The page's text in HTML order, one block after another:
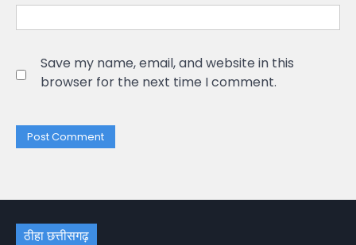
Save my name, email, and website in this
browser for the next time I comment.
ठीहा छत्तीसगढ़